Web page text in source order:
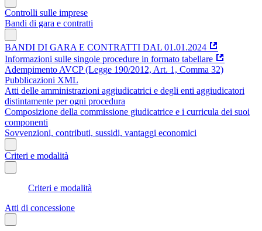
Controlli sulle imprese
Bandi di gara e contratti
BANDI DI GARA E CONTRATTI DAL 01.01.2024
Informazioni sulle singole procedure in formato tabellare
Adempimento AVCP (Legge 190/2012, Art. 1, Comma 32)
Pubblicazioni XML
Atti delle amministrazioni aggiudicatrici e degli enti aggiudicatori
distintamente per ogni procedura
Composizione della commissione giudicatrice e i curricula dei suoi
componenti
Sovvenzioni, contributi, sussidi, vantaggi economici
Criteri e modalità
Criteri e modalità
Atti di concessione